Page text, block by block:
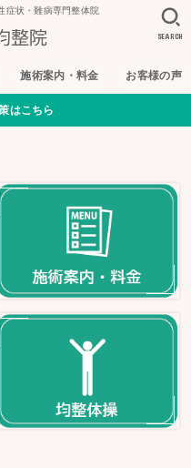
症状・難病専門整体院
施術案内・料金 お客様の声
SEARCH
はこちら